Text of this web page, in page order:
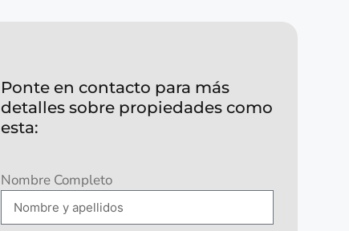
Ponte en contacto para más
detalles sobre propiedades como
esta:
Nombre Completo